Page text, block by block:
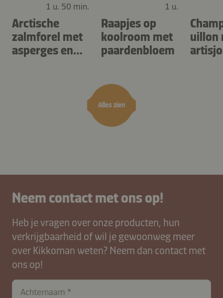
Alles zien
1 u. 50 min.
Arctische
zalmforel met
asperges en
1 u.
Raapjes op
koolroom met
paardenbloem
uillon
Neem contact met ons op!
Heb je vragen over onze producten, hun
verkrijgbaarheid of wil je gewoonweg meer
over Kikkoman weten? Neem dan contact met
ons op!
Achternaam